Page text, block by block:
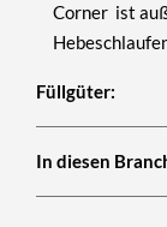
Corner ist
Füllgüter:
In diesen